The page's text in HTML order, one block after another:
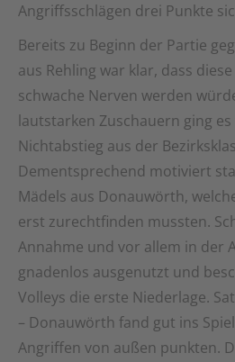
Angriffsschlägen drei Punkte
Bereits zu Beginn der Partie
aus Rehling war klar, dass
schwache Nerven werden
lautstarken Zuschauern ging
Nichtabstieg aus der
Dementsprechend motiviert
Mädels aus Donauwörth,
erst zurechtfinden mussten.
Annahme und vor allem in der
gnadenlos ausgenutzt und
Volleys die erste Niederlage.
– Donauwörth fand gut ins
Angriffen von außen punkten.